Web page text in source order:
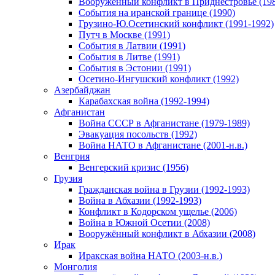
События на иранской границе (1990)
Грузино-Ю.Осетинский конфликт (1991-1992)
Путч в Москве (1991)
События в Латвии (1991)
События в Литве (1991)
События в Эстонии (1991)
Осетино-Ингушский конфликт (1992)
Азербайджан
Карабахская война (1992-1994)
Афганистан
Война СССР в Афганистане (1979-1989)
Эвакуация посольств (1992)
Война НАТО в Афганистане (2001-н.в.)
Венгрия
Венгерский кризис (1956)
Грузия
Гражданская война в Грузии (1992-1993)
Война в Абхазии (1992-1993)
Конфликт в Кодорском ущелье (2006)
Война в Южной Осетии (2008)
Вооружённый конфликт в Абхазии (2008)
Ирак
Иракская война НАТО (2003-н.в.)
Монголия